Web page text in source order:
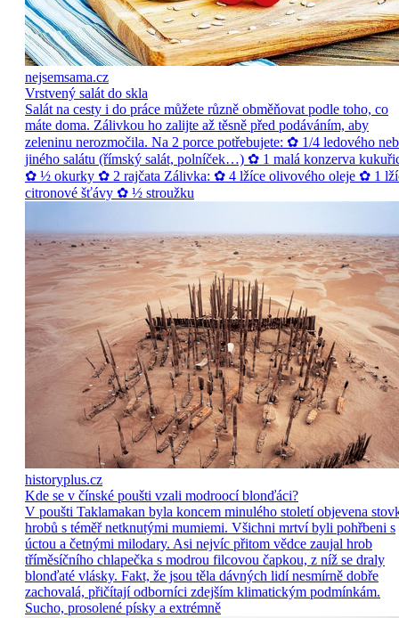
nejsemsama.cz
Vrstvený salát do skla
Salát na cesty i do práce můžete různě obměňovat podle toho, co
máte doma. Zálivkou ho zalijte až těsně před podáváním, aby
zeleninu nerozmočila. Na 2 porce potřebujete: ✿ 1/4 ledového
jiného salátu (římský salát, polníček…) ✿ 1 malá konzerva
✿ ½ okurky ✿ 2 rajčata Zálivka: ✿ 4 lžíce olivového oleje ✿ 1
citronové šťávy ✿ ½ stroužku
historyplus.cz
Kde se v čínské poušti vzali modroocí blonďáci?
V poušti Taklamakan byla koncem minulého století objevena
hrobů s téměř netknutými mumiemi. Všichni mrtví byli pohřbeni s
úctou a četnými milodary. Asi nejvíc přitom vědce zaujal hrob
tříměsíčního chlapečka s modrou filcovou čapkou, z níž se draly
blonďaté vlásky. Fakt, že jsou těla dávných lidí nesmírně dobře
zachovalá, přičítají odborníci zdejším klimatickým podmínkám.
Sucho, prosolené písky a extrémně